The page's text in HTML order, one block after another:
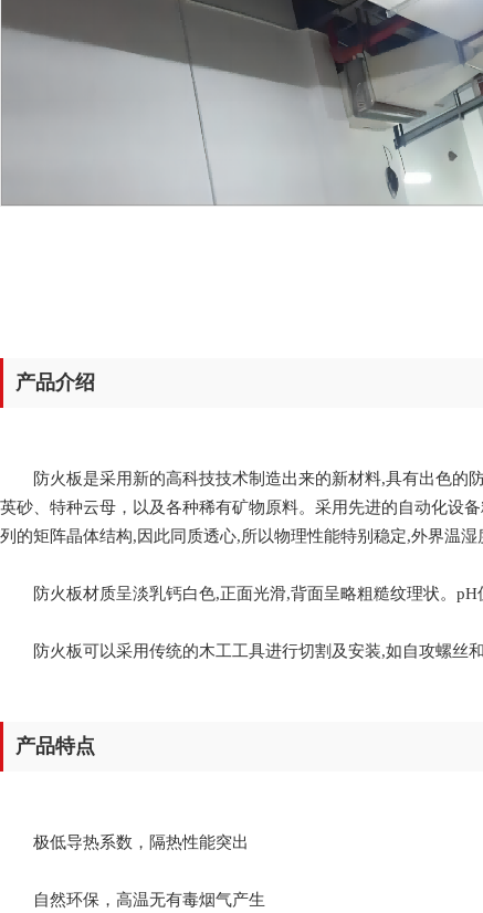
产品介绍
防火板是采用新的高科技技术制造出来的新材料,具有出色的防
英砂、特种云母，以及各种稀有矿物原料。采用先进的自动化设
列的矩阵晶体结构,因此同质透心,所以物理性能特别稳定,外界温湿
防火板材质呈淡乳钙白色,正面光滑,背面呈略粗糙纹理状。pH
防火板可以采用传统的木工工具进行切割及安装,如自攻螺丝和
产品特点
极低导热系数，隔热性能突出
自然环保，高温无有毒烟气产生